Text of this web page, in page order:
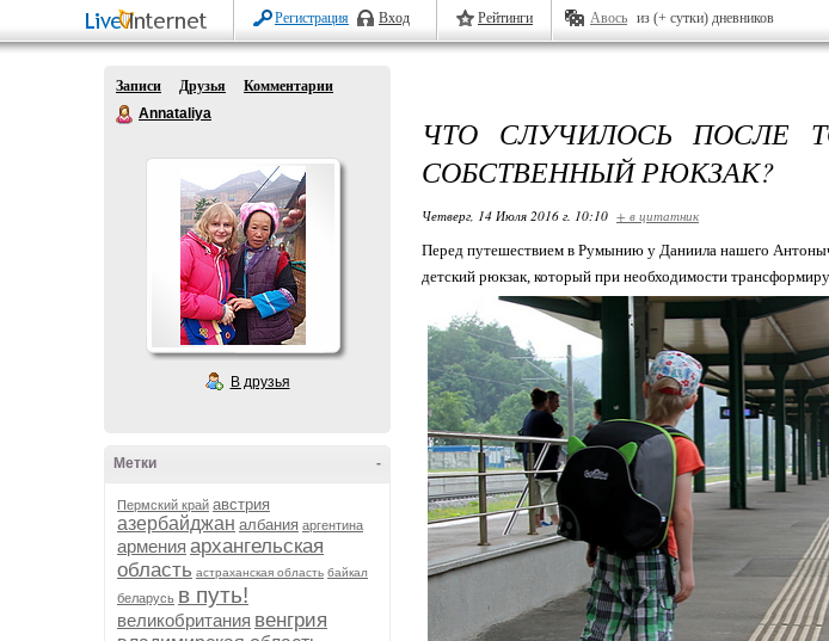
Регистрация Вход Рейтинги Авось из (+ сутки) дневников
Записи Друзья
Комментарии
Annataliya
В друзья
-
Метки
Пермский край австрия
азербайджан албания аргентина
армения архангельская
область астраханская область байкал
беларусь в путь!
великобритания венгрия
ЧТО СЛУЧИЛОСЬ ПОСЛЕ
СОБСТВЕННЫЙ РЮКЗАК?
Четверг, 14 Июля 2016 г. 10:10 + в цитатник
Перед путешествием в Румынию у Даниила нашего
детский рюкзак, который при необходимости